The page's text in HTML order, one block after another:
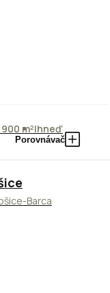
m²Ihneď
Porovnávač
Barca